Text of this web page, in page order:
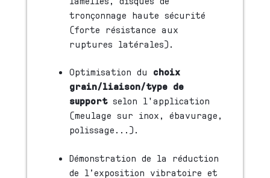
tronçonnage haute sécurité
(forte résistance aux
ruptures latérales).
Optimisation du choix
grain/liaison/type de
supportselon l'application
(meulage sur inox, ébavurage,
polissage...).
Démonstration de la réduction
de l’exposition vibratoire et